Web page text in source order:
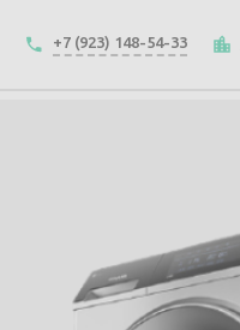
+7 (923) 148-54-33